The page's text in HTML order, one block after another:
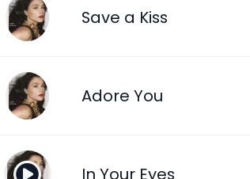
Save a Kiss
Adore You
In Your Eyes